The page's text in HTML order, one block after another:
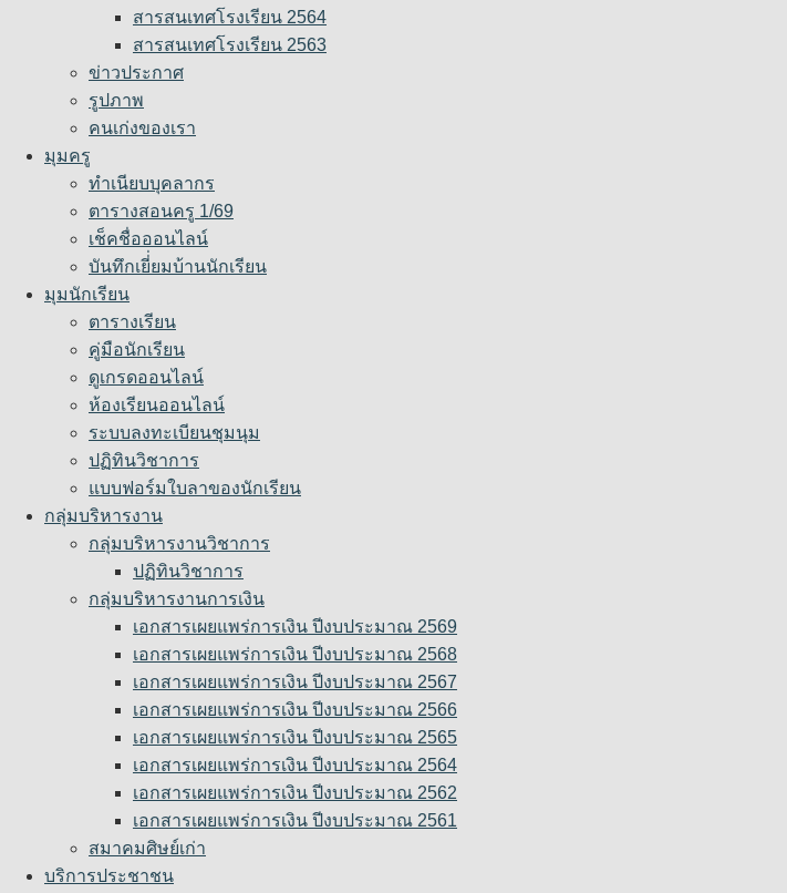
สารสนเทศโรงเรียน 2564
สารสนเทศโรงเรียน 2563
ข่าวประกาศ
รูปภาพ
คนเก่งของเรา
มุมครู
ทำเนียบบุคลากร
ตารางสอนครู 1/69
เช็คชื่อออนไลน์
บันทึกเยี่่ยมบ้านนักเรียน
มุมนักเรียน
ตารางเรียน
คู่มือนักเรียน
ดูเกรดออนไลน์
ห้องเรียนออนไลน์
ระบบลงทะเบียนชุมนุม
ปฏิทินวิชาการ
แบบฟอร์มใบลาของนักเรียน
กลุ่มบริหารงาน
กลุ่มบริหารงานวิชาการ
ปฏิทินวิชาการ
กลุ่มบริหารงานการเงิน
เอกสารเผยแพร่การเงิน ปีงบประมาณ 2569
เอกสารเผยแพร่การเงิน ปีงบประมาณ 2568
เอกสารเผยแพร่การเงิน ปีงบประมาณ 2567
เอกสารเผยแพร่การเงิน ปีงบประมาณ 2566
เอกสารเผยแพร่การเงิน ปีงบประมาณ 2565
เอกสารเผยแพร่การเงิน ปีงบประมาณ 2564
เอกสารเผยแพร่การเงิน ปีงบประมาณ 2562
เอกสารเผยแพร่การเงิน ปีงบประมาณ 2561
สมาคมศิษย์เก่า
บริการประชาชน